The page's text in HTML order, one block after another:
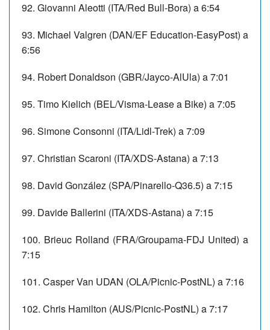
92. Giovanni Aleotti (ITA/Red Bull-Bora) a 6:54
93. Michael Valgren (DAN/EF Education-EasyPost) a
6:56
94. Robert Donaldson (GBR/Jayco-AlUla) a 7:01
95. Timo Kielich (BEL/Visma-Lease a Bike) a 7:05
96. Simone Consonni (ITA/Lidl-Trek) a 7:09
97. Christian Scaroni (ITA/XDS-Astana) a 7:13
98. David González (SPA/Pinarello-Q36.5) a 7:15
99. Davide Ballerini (ITA/XDS-Astana) a 7:15
100. Brieuc Rolland (FRA/Groupama-FDJ United) a
7:15
101. Casper Van UDAN (OLA/Picnic-PostNL) a 7:16
102. Chris Hamilton (AUS/Picnic-PostNL) a 7:17